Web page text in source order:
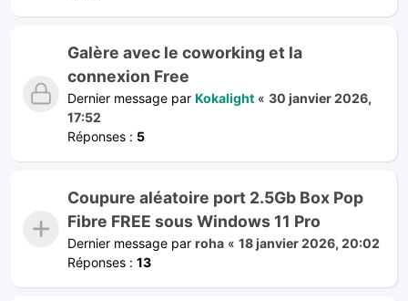
Galère avec le coworking et la
connexion Free
Dernier message par Kokalight « 30 janvier 2026,
17:52
Réponses : 5
Coupure aléatoire port 2.5Gb Box Pop
Fibre FREE sous Windows 11 Pro
Dernier message par roha « 18 janvier 2026, 20:02
Réponses : 13